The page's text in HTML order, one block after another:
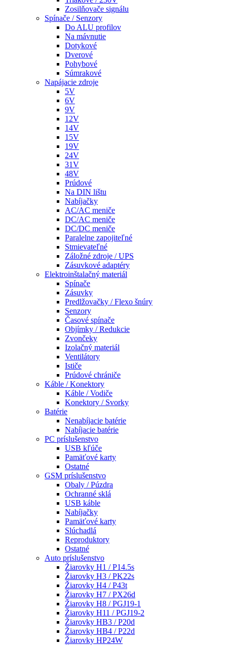
Zosilňovače signálu
Spínače / Senzory
Do ALU profilov
Na mávnutie
Dotykové
Dverové
Pohybové
Súmrakové
Napájacie zdroje
5V
6V
9V
12V
14V
15V
19V
24V
31V
48V
Prúdové
Na DIN lištu
Nabíjačky
AC/AC meniče
DC/AC meniče
DC/DC meniče
Paralelne zapojiteľné
Stmievateľné
Záložné zdroje / UPS
Zásuvkové adaptéry
Elektroinštalačný materiál
Spínače
Zásuvky
Predlžovačky / Flexo šnúry
Senzory
Časové spínače
Objímky / Redukcie
Zvončeky
Izolačný materiál
Ventilátory
Ističe
Prúdové chrániče
Káble / Konektory
Káble / Vodiče
Konektory / Svorky
Batérie
Nenabíjacie batérie
Nabíjacie batérie
PC príslušenstvo
USB kľúče
Pamäťové karty
Ostatné
GSM príslušenstvo
Obaly / Púzdra
Ochranné sklá
USB káble
Nabíjačky
Pamäťové karty
Slúchadlá
Reproduktory
Ostatné
Auto príslušenstvo
Žiarovky H1 / P14.5s
Žiarovky H3 / PK22s
Žiarovky H4 / P43t
Žiarovky H7 / PX26d
Žiarovky H8 / PGJ19-1
Žiarovky H11 / PGJ19-2
Žiarovky HB3 / P20d
Žiarovky HB4 / P22d
Žiarovky HP24W